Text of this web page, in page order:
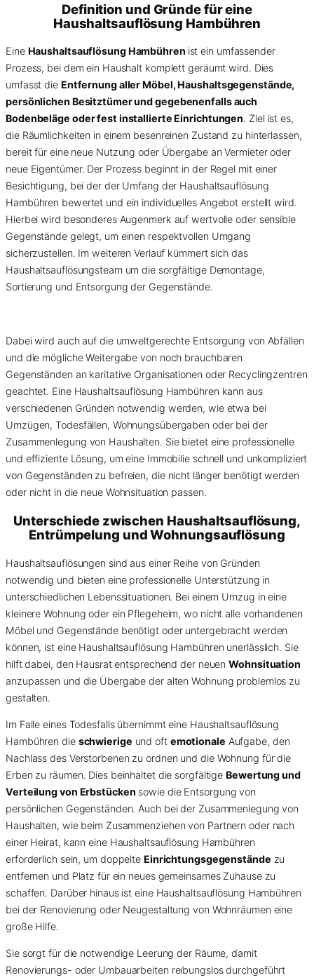
Definition und Gründe für eine
Haushaltsauflösung Hambühren
Eine Haushaltsauflösung Hambühren ist ein umfassender
Prozess, bei dem ein Haushalt komplett geräumt wird. Dies
umfasst die Entfernung aller Möbel, Haushaltsgegenstände,
persönlichen Besitztümer und gegebenenfalls auch
Bodenbeläge oder fest installierte Einrichtungen. Ziel ist es,
die Räumlichkeiten in einem besenreinen Zustand zu hinterlassen,
bereit für eine neue Nutzung oder Übergabe an Vermieter oder
neue Eigentümer. Der Prozess beginnt in der Regel mit einer
Besichtigung, bei der der Umfang der Haushaltsauflösung
Hambühren bewertet und ein individuelles Angebot erstellt wird.
Hierbei wird besonderes Augenmerk auf wertvolle oder sensible
Gegenstände gelegt, um einen respektvollen Umgang
sicherzustellen. Im weiteren Verlauf kümmert sich das
Haushaltsauflösungsteam um die sorgfältige Demontage,
Sortierung und Entsorgung der Gegenstände.
Dabei wird auch auf die umweltgerechte Entsorgung von Abfällen
und die mögliche Weitergabe von noch brauchbaren
Gegenständen an karitative Organisationen oder Recyclingzentren
geachtet. Eine Haushaltsauflösung Hambühren kann aus
verschiedenen Gründen notwendig werden, wie etwa bei
Umzügen, Todesfällen, Wohnungsübergaben oder bei der
Zusammenlegung von Haushalten. Sie bietet eine professionelle
und effiziente Lösung, um eine Immobilie schnell und unkompliziert
von Gegenständen zu befreien, die nicht länger benötigt werden
oder nicht in die neue Wohnsituation passen.
Unterschiede zwischen Haushaltsauflösung,
Entrümpelung und Wohnungsauflösung
Haushaltsauflösungen sind aus einer Reihe von Gründen
notwendig und bieten eine professionelle Unterstützung in
unterschiedlichen Lebenssituationen. Bei einem Umzug in eine
kleinere Wohnung oder ein Pflegeheim, wo nicht alle vorhandenen
Möbel und Gegenstände benötigt oder untergebracht werden
können, ist eine Haushaltsauflösung Hambühren unerlässlich. Sie
hilft dabei, den Hausrat entsprechend der neuenWohnsituation
anzupassen und die Übergabe der alten Wohnung problemlos zu
gestalten.
Im Falle eines Todesfalls übernimmt eine Haushaltsauflösung
Hambühren die schwierige und oft emotionale Aufgabe, den
Nachlass des Verstorbenen zu ordnen und die Wohnung für die
Erben zu räumen. Dies beinhaltet die sorgfältigeBewertung und
Verteilung von Erbstücken sowie die Entsorgung von
persönlichen Gegenständen. Auch bei der Zusammenlegung von
Haushalten, wie beim Zusammenziehen von Partnern oder nach
einer Heirat, kann eine Haushaltsauflösung Hambühren
erforderlich sein, um doppelte Einrichtungsgegenstände zu
entfernen und Platz für ein neues gemeinsames Zuhause zu
schaffen. Darüber hinaus ist eine Haushaltsauflösung Hambühren
bei der Renovierung oder Neugestaltung von Wohnräumen eine
große Hilfe.
Sie sorgt für die notwendige Leerung der Räume, damit
Renovierungs- oder Umbauarbeiten reibungslos durchgeführt